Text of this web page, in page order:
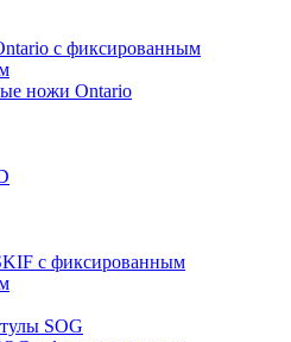
c фиксированным
ножи Ontario
с фиксированным
SOG